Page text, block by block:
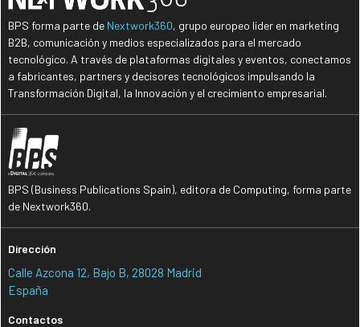
BPS forma parte de Nextwork360, grupo europeo líder en marketing
B2B, comunicación y medios especializados para el mercado
tecnológico. A través de plataformas digitales y eventos, conectamos
a fabricantes, partners y decisores tecnológicos impulsando la
Transformación Digital, la Innovación y el crecimiento empresarial.
BPS (Business Publications Spain), editora de Computing, forma parte
de Nextwork360.
Dirección
Calle Azcona 12, Bajo B, 28028 Madrid
España
Contactos